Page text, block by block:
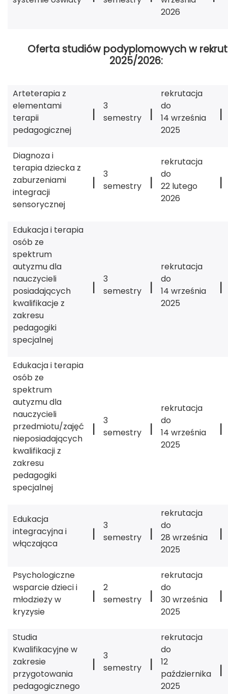
2026
Oferta studiów podyplomowych w
2025/2026:
Arteterapia z
elementami
terapii
pedagogicznej
|
3
semestry
|
rekrutacja
do
14 września
2025
|
Diagnoza i
terapia dziecka z
zaburzeniami
integracji
sensorycznej
|
3
semestry
|
rekrutacja
do
22 lutego
2026
|
Edukacja i terapia
osób ze
spektrum
autyzmu dla
nauczycieli
posiadających
kwalifikacje z
zakresu
pedagogiki
specjalnej
|
3
semestry
|
rekrutacja
do
14 września
2025
|
Edukacja i terapia
osób ze
spektrum
autyzmu dla
nauczycieli
przedmiotu/zajęć
nieposiadających
kwalifikacji z
zakresu
pedagogiki
specjalnej
|
3
semestry
|
rekrutacja
do
14 września
2025
|
Edukacja
integracyjna i
włączająca
|
3
semestry
|
rekrutacja
do
28 września
2025
|
Psychologiczne
wsparcie dzieci i
młodzieży w
kryzysie
|
2
semestry
|
rekrutacja
do
30 września
2025
|
Studia
Kwalifikacyjne w
zakresie
przygotowania
pedagogicznego
|
3
semestry
|
rekrutacja
do
12
października
2025
|